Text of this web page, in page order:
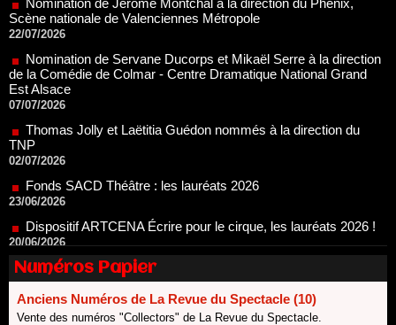
de la Comédie de Colmar - Centre Dramatique National Grand
Est Alsace
07/07/2026
Thomas Jolly et Laëtitia Guédon nommés à la direction du
TNP
02/07/2026
23/06/2026
Dispositif ARTCENA Écrire pour le cirque, les lauréats 2026 !
Le palmarès des prix SACD 2026
Les 10 lauréats du Fonds Grandes Formes Théâtre 2026
SACD
13/06/2026
Nomination de Nathalie Garraud et Olivier Saccomano à la
direction du Théâtre de Gennevilliers - CDN
Numéros Papier
Anciens Numéros de La Revue du Spectacle (10)
Vente des numéros "Collectors" de La Revue du Spectacle.